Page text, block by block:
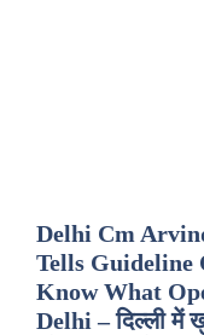
Delhi Cm
Tells Guideline
Know What
Delhi – दिल्ली में